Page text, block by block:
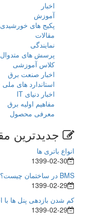
اخبار
آموزش
پکیج های خورشیدی
مقالات
نمایندگی
پرسش های متدوال
کلاس آموزشی
اخبار صنعت برق
استاندارد های ملی
اخبار دنیای IT
مفاهیم اولیه برق
معرفی محصول
جدیدترین
انواع باتری ها
1399-02-30
BMS در ساختمان چیست؟
1399-02-29
کم شدن بازدهی پنل ها با
1399-02-29